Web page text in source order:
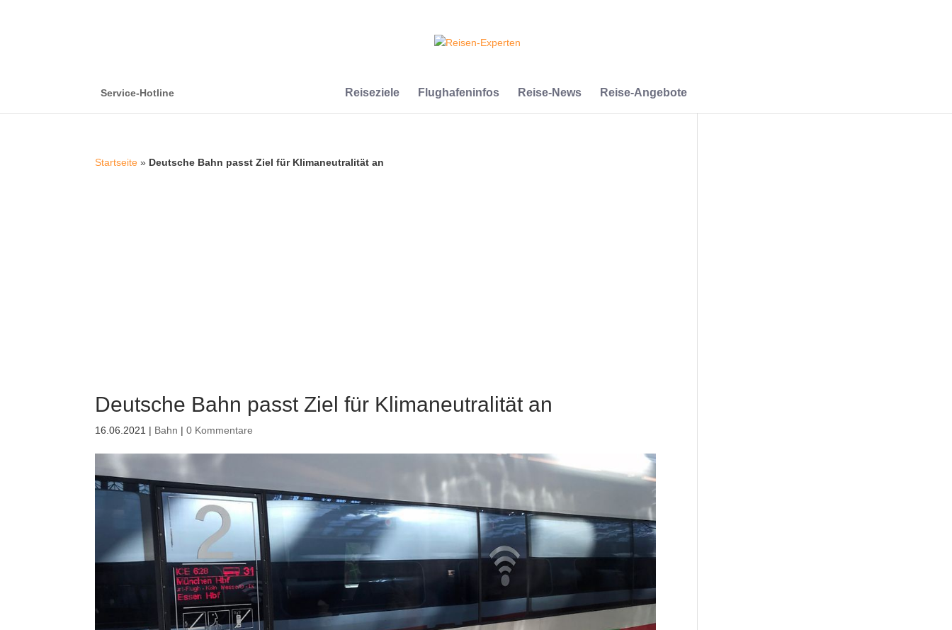
Service-Hotline Reiseziele Flughafeninfos Reise-News Reise-Angebote
Startseite » Deutsche Bahn passt Ziel für Klimaneutralität an
Deutsche Bahn passt Ziel für Klimaneutralität an
16.06.2021 | Bahn |0 Kommentare